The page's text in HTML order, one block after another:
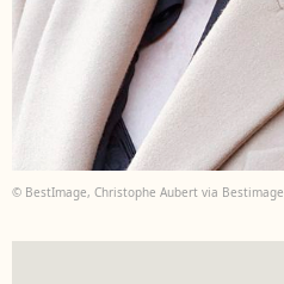
© BestImage, Christophe Aubert via Bestimage